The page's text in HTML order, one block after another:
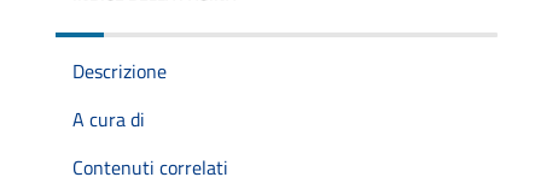
Descrizione
A cura di
Contenuti correlati